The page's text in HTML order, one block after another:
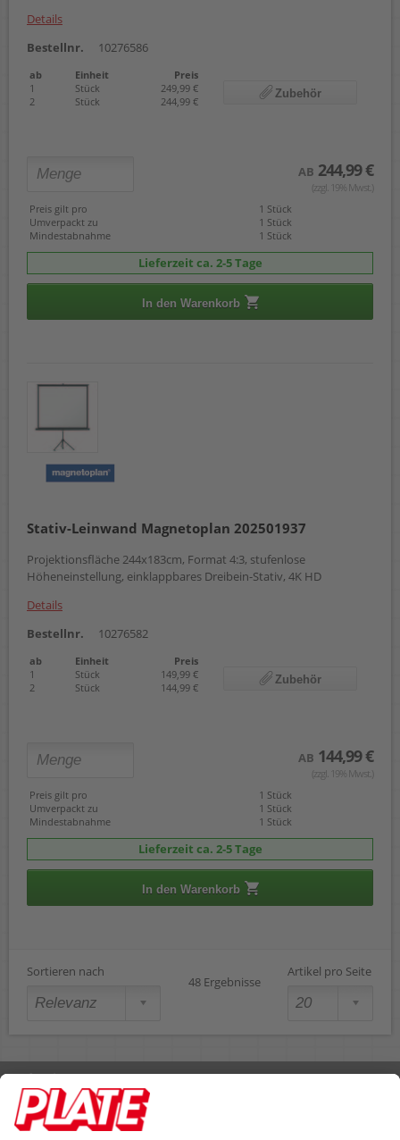
Details
Bestellnr.
10276586
ab Einheit
Preis
1
Stück
249,99 €
2
Stück 244,99 €
Zubehör
AB 244,99 €
(zzgl. 19% Mwst.)
Preis gilt pro
1 Stück
Umverpackt zu
1 Stück
Mindestabnahme
1 Stück
Lieferzeit ca. 2-5 Tage
In den Warenkorb
Stativ-Leinwand Magnetoplan 202501937
Projektionsfläche 244x183cm, Format 4:3, stufenlose
Höheneinstellung, einklappbares Dreibein-Stativ, 4K HD
Details
Bestellnr.
10276582
ab Einheit
Preis
1
Stück
149,99 €
2
Stück 144,99 €
Zubehör
AB 144,99 €
(zzgl. 19% Mwst.)
Preis gilt pro
1 Stück
Umverpackt zu
1 Stück
Mindestabnahme
1 Stück
Lieferzeit ca. 2-5 Tage
In den Warenkorb
Sortieren nach
48 Ergebnisse
Artikel pro Seite
Rufen Sie uns an 04298 401-0
Lieferbedingungen Impressum